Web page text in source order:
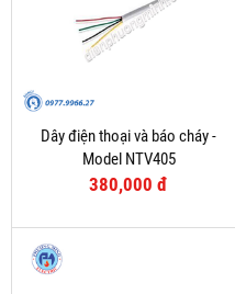
Dây điện thoại và báo cháy -
Model NTV405
380,000 đ